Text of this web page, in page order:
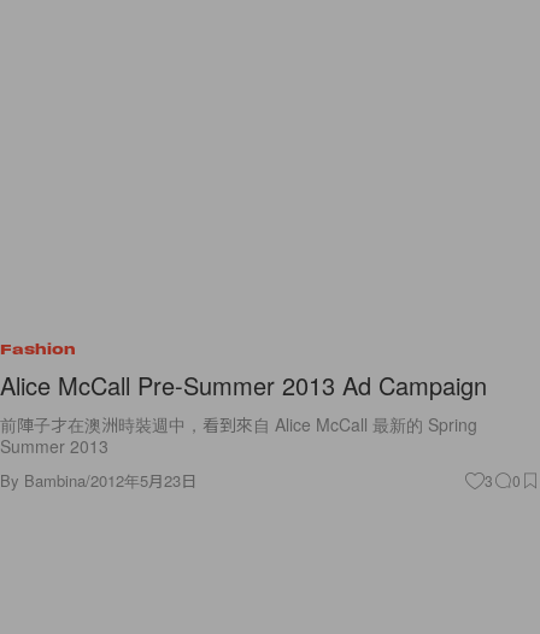
Fashion
Alice McCall Pre-Summer 2013 Ad Campaign
前陣子才在澳洲時裝週中，看到來自 Alice McCall 最新的 Spring
Summer 2013
By Bambina/2012年5月23日 3 0